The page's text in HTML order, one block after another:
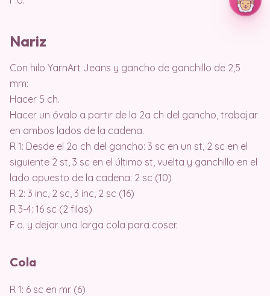
Nariz
Con hilo YarnArt Jeans y gancho de ganchillo de 2,5
mm:
Hacer 5 ch.
Hacer un óvalo a partir de la 2a ch del gancho, trabajar
en ambos lados de la cadena.
R 1: Desde el 2o ch del gancho: 3 sc en un st, 2 sc en el
siguiente 2 st, 3 sc en el último st, vuelta y ganchillo en el
lado opuesto de la cadena: 2 sc (10)
R 2: 3 inc, 2 sc, 3 inc, 2 sc (16)
R 3-4: 16 sc (2 filas)
F.o. y dejar una larga cola para coser.
Cola
R 1: 6 sc en mr (6)